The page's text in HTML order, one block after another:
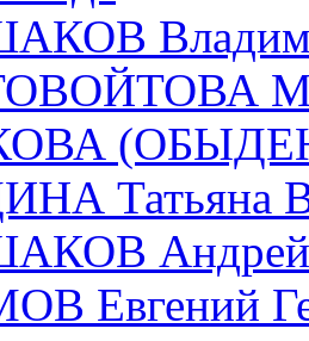
Татьяна
Андрей
Евгений